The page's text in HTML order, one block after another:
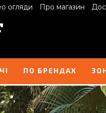
огляди Про магазин
ПО БРЕНДАХ